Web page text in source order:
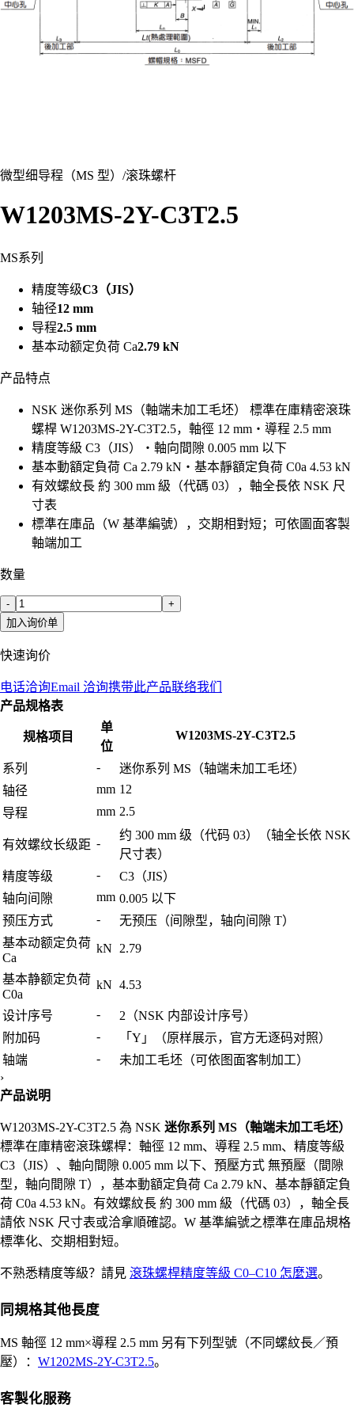
微型细导程（MS 型） /滚珠螺杆
W1203MS-2Y-C3T2.5
MS系列
精度等级C3（JIS）
轴径12 mm
导程2.5 mm
基本动额定负荷 Ca2.79 kN
产品特点
NSK 迷你系列 MS（軸端未加工毛坯） 標準在庫精密滾珠
螺桿 W1203MS-2Y-C3T2.5，軸徑 12 mm・導程 2.5 mm
精度等級 C3（JIS）・軸向間隙 0.005 mm 以下
基本動額定負荷 Ca 2.79 kN・基本靜額定負荷 C0a 4.53 kN
有效螺紋長 約 300 mm 級（代碼 03），軸全長依 NSK 尺
寸表
標準在庫品（W 基準編號），交期相對短；可依圖面客製
軸端加工
数量
-
+
加入询价单
快速询价
电话洽询Email 洽询携带此产品联络我们
产品规格表
规格项目
单
位
W1203MS-2Y-C3T2.5
系列 -
迷你系列 MS（轴端未加工毛坯）
轴径
mm 12
导程
mm 2.5
有效螺纹长级距 -
约 300 mm 级（代码 03）（轴全长依 NSK
尺寸表）
精度等级
-
C3（JIS）
轴向间隙
mm 0.005 以下
预压方式
-
无预压（间隙型，轴向间隙 T）
基本动额定负荷
Ca
kN 2.79
基本静额定负荷
C0a
kN 4.53
设计序号 -
2（NSK 内部设计序号）
附加码
-
「Y」（原样展示，官方无逐码对照）
轴端
-
未加工毛坯（可依图面客制加工）
›
产品说明
W1203MS-2Y-C3T2.5 為 NSK 迷你系列 MS（軸端未加工毛坯）
標準在庫精密滾珠螺桿：軸徑 12 mm、導程 2.5 mm、精度等級
C3（JIS）、軸向間隙 0.005 mm 以下、預壓方式 無預壓（間隙
型，軸向間隙 T），基本動額定負荷 Ca 2.79 kN、基本靜額定負
荷 C0a 4.53 kN。有效螺紋長 約 300 mm 級（代碼 03），軸全長
請依 NSK 尺寸表或洽拿順確認。W 基準編號之標準在庫品規格
標準化、交期相對短。
不熟悉精度等級？請見 滾珠螺桿精度等級 C0–C10 怎麼選。
同規格其他長度
MS 軸徑 12 mm×導程 2.5 mm 另有下列型號（不同螺紋長／預
壓）： W1202MS-2Y-C3T2.5。
客製化服務